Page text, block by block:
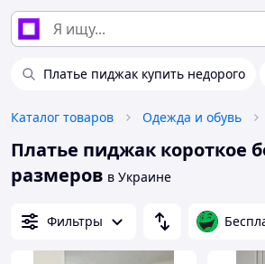
Платье пиджак купить недорого
Каталог товаров Одежда и обувь
Платье пиджак короткое
размеров в Украине
Фильтры